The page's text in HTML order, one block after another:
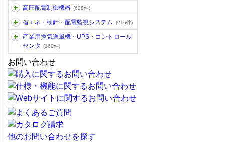
高圧配電制御機器 (628件)
省エネ・検針・配電監視システム (216件)
産業用換気送風機・UPS・コントロール
センタ
(160件)
お問い合わせ
他のお問い合わせを探す